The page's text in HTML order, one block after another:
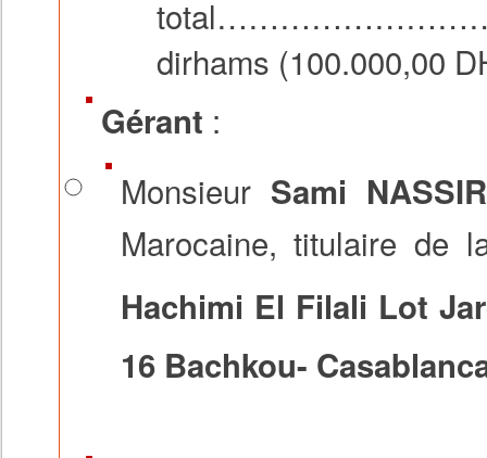
dirhams (100.000,00
Gérant :
Monsieur Sami
Marocaine, titulaire de
Hachimi El Filali Lot
16 Bachkou-